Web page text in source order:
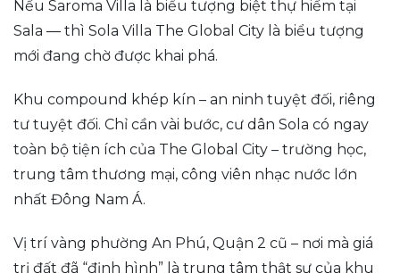
Nếu Saroma Villa là biểu tượng biệt thự hiếm tại
Sala — thì Sola Villa The Global City là biểu tượng
mới đang chờ được khai phá.
Khu compound khép kín – an ninh tuyệt đối, riêng
tư tuyệt đối. Chỉ cần vài bước, cư dân Sola có ngay
toàn bộ tiện ích của The Global City – trường học,
trung tâm thương mại, công viên nhạc nước lớn
nhất Đông Nam Á.
Vị trí vàng phường An Phú, Quận 2 cũ – nơi mà giá
trị đất đã “định hình” là trung tâm thật sự của khu